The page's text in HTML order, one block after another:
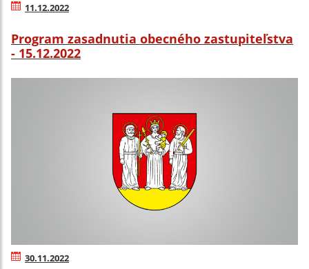
11.12.2022
Program zasadnutia obecného zastupiteľstva
- 15.12.2022
30.11.2022